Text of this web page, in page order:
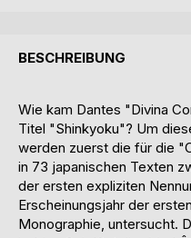
BESCHREIBUNG
Wie kam Dantes "Divina
Titel "Shinkyoku"? Um
werden zuerst die für die
in 73 japanischen Texten
der ersten expliziten
Erscheinungsjahr der
Monographie, untersucht.